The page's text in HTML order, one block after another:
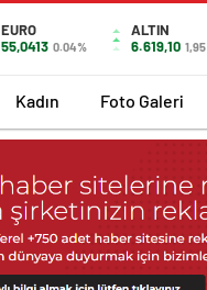
EURO
55,0413 0.04%
ALTIN
6.619,10 1,95
Kadın Foto Galeri